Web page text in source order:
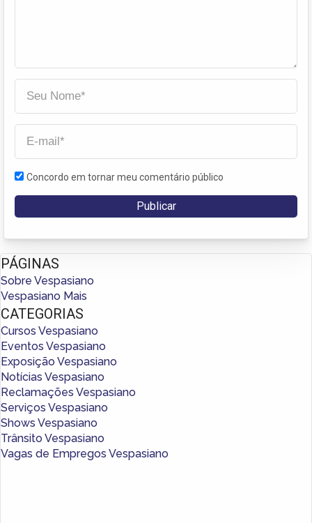
Concordo em tornar meu comentário público
PÁGINAS
Sobre Vespasiano
Vespasiano Mais
CATEGORIAS
Cursos Vespasiano
Eventos Vespasiano
Exposição Vespasiano
Notícias Vespasiano
Reclamações Vespasiano
Serviços Vespasiano
Shows Vespasiano
Trânsito Vespasiano
Vagas de Empregos Vespasiano